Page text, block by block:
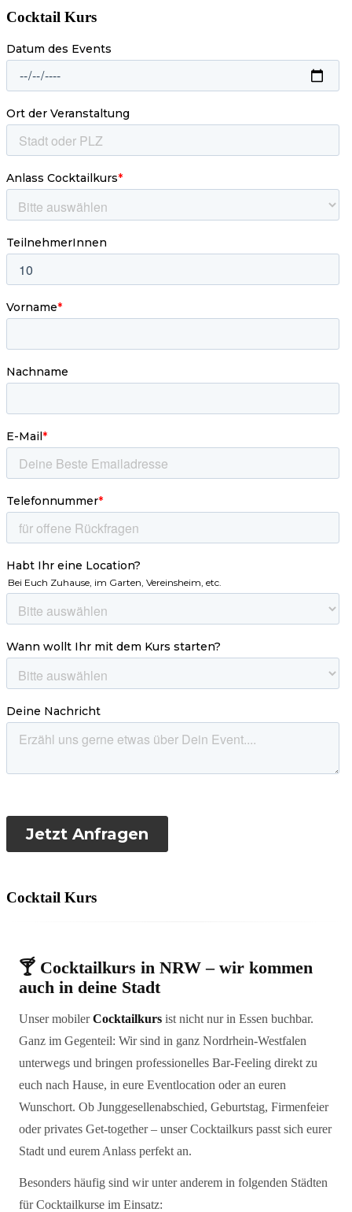
Cocktail Kurs
Cocktail Kurs
🍸 Cocktailkurs in NRW – wir kommen
auch in deine Stadt
Unser mobilerCocktailkurs ist nicht nur in Essen buchbar.
Ganz im Gegenteil: Wir sind in ganz Nordrhein-Westfalen
unterwegs und bringen professionelles Bar-Feeling direkt zu
euch nach Hause, in eure Eventlocation oder an euren
Wunschort. Ob Junggesellenabschied, Geburtstag, Firmenfeier
oder privates Get-together – unser Cocktailkurs passt sich eurer
Stadt und eurem Anlass perfekt an.
Besonders häufig sind wir unter anderem in folgenden Städten
für Cocktailkurse im Einsatz: